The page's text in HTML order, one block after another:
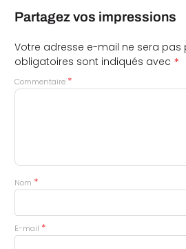
Partagez vos impressions
Votre adresse e-mail ne sera pas
obligatoires sont indiqués avec *
Commentaire *
Nom *
E-mail *